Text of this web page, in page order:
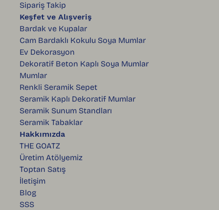
Sipariş Takip
Keşfet ve Alışveriş
Bardak ve Kupalar
Cam Bardaklı Kokulu Soya Mumlar
Ev Dekorasyon
Dekoratif Beton Kaplı Soya Mumlar
Mumlar
Renkli Seramik Sepet
Seramik Kaplı Dekoratif Mumlar
Seramik Sunum Standları
Seramik Tabaklar
Hakkımızda
THE GOATZ
Üretim Atölyemiz
Toptan Satış
İletişim
Blog
SSS